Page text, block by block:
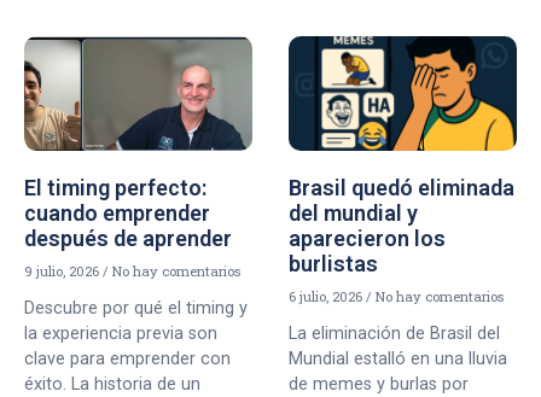
El timing perfecto:
cuando emprender
después de aprender
9 julio, 2026 No hay comentarios
Descubre por qué el timing y
la experiencia previa son
clave para emprender con
éxito. La historia de un
Brasil quedó eliminada
del mundial y
aparecieron los
burlistas
6 julio, 2026 No hay comentarios
La eliminación de Brasil del
Mundial estalló en una lluvia
de memes y burlas por